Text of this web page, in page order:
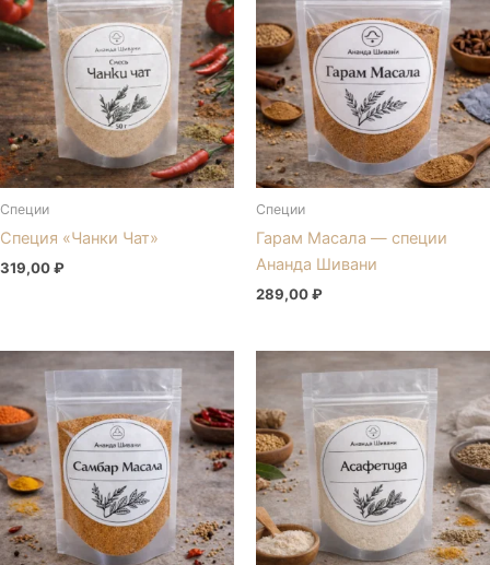
Специи
Специя «Чанки Чат»
319,00₽
Специи
Гарам Масала — специи
Ананда Шивани
289,00₽